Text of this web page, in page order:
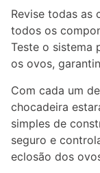
Revise todas as
todos os
Teste o sistema
os ovos,
Com cada um
chocadeira
simples de
seguro e
eclosão dos